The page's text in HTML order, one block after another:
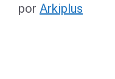
por Arkiplus